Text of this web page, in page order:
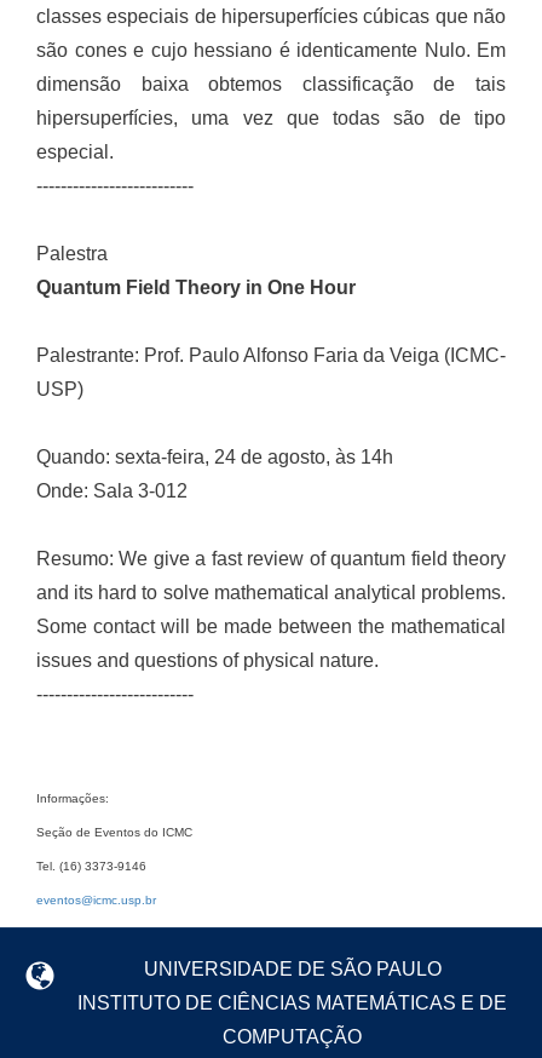
classes especiais de hipersuperfícies cúbicas que não
são cones e cujo hessiano é identicamente Nulo. Em
dimensão baixa obtemos classificação de tais
hipersuperfícies, uma vez que todas são de tipo
especial.
--------------------------
Palestra
Quantum Field Theory in One Hour
Palestrante: Prof. Paulo Alfonso Faria da Veiga (ICMC-
USP)
Quando: sexta-feira, 24 de agosto, às 14h
Onde: Sala 3-012
Resumo: We give a fast review of quantum field theory
and its hard to solve mathematical analytical problems.
Some contact will be made between the mathematical
issues and questions of physical nature.
--------------------------
Informações:
Seção de Eventos do ICMC
Tel. (16) 3373-9146
eventos@icmc.usp.br
UNIVERSIDADE DE SÃO PAULO
INSTITUTO DE CIÊNCIAS MATEMÁTICAS E DE
COMPUTAÇÃO